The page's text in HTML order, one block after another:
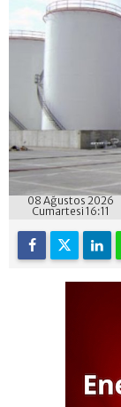
08 Ağustos 2026
Cumartesi 16:11